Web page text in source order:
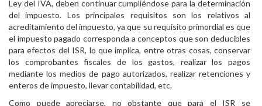
Ley del IVA, deben continuar cumpliéndose para la determinación
del impuesto. Los principales requisitos son los relativos al
acreditamiento del impuesto, ya que su requisito primordial es que
el impuesto pagado corresponda a conceptos que son deducibles
para efectos del ISR, lo que implica, entre otras cosas, conservar
los comprobantes fiscales de los gastos, realizar los pagos
mediante los medios de pago autorizados, realizar retenciones y
enteros de impuesto, llevar contabilidad, etc.
Como puede apreciarse, no obstante que para el ISR se